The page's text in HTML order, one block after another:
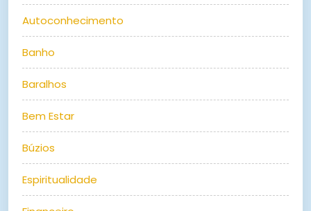
Autoconhecimento
Banho
Baralhos
Bem Estar
Búzios
Espiritualidade